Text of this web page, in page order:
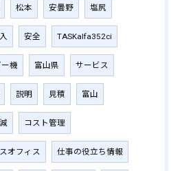
松本 安曇野 塩尻
安全 TASKalfa352ci
機 富山県 サービス
説明 見積 富山
コスト管理
オフィス 仕事の役立ち情報